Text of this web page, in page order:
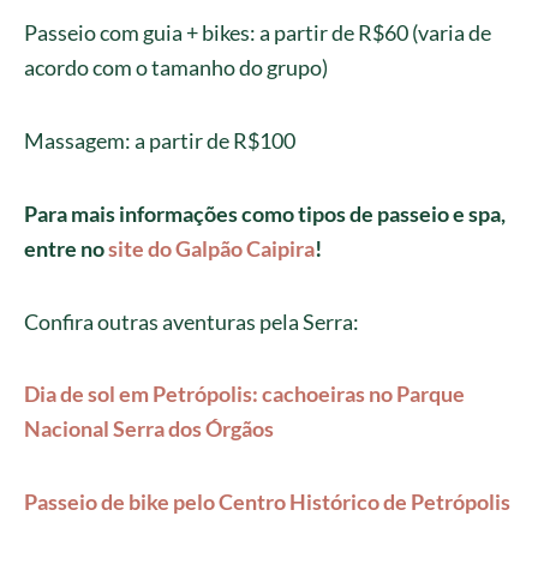
Passeio com guia + bikes: a partir de R$60 (varia de
acordo com o tamanho do grupo)
Massagem: a partir de R$100
Para mais informações como tipos de passeio e spa,
entre nosite do Galpão Caipira!
Confira outras aventuras pela Serra:
Dia de sol em Petrópolis: cachoeiras no Parque
Nacional Serra dos Órgãos
Passeio de bike pelo Centro Histórico de Petrópolis